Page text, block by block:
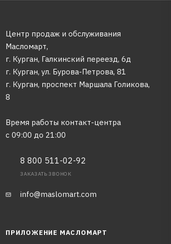
Центр продаж и обслуживания
Масломарт,
г. Курган, Галкинский переезд, 6д
г. Курган, ул. Бурова-Петрова, 81
г. Курган, проспект Маршала Голикова,
8
Время работы контакт-центра
с 09:00 до 21:00
8 800 511-02-92
ЗАКАЗАТЬ ЗВОНОК
info@maslomart.com
ПРИЛОЖЕНИЕ МАСЛОМАРТ